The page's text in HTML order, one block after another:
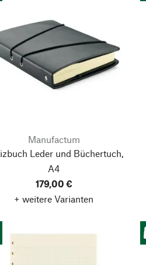
Manufactum
Leder und Büchertuch,
A4
179,00 €
+ weitere Varianten